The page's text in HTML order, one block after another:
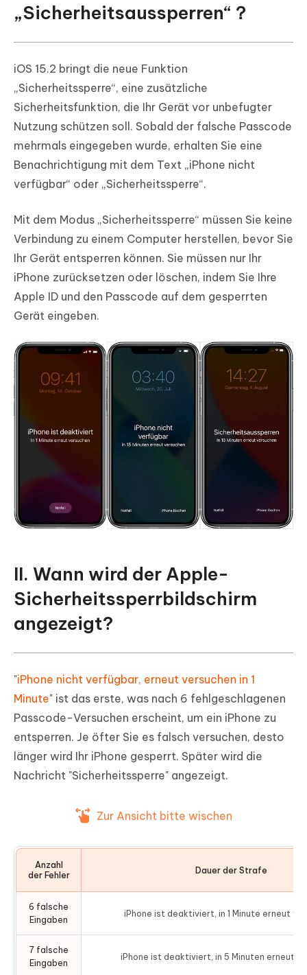
„Sicherheitsaussperren“？
iOS 15.2 bringt die neue Funktion
„Sicherheitssperre“, eine zusätzliche
Sicherheitsfunktion, die Ihr Gerät vor unbefugter
Nutzung schützen soll. Sobald der falsche Passcode
mehrmals eingegeben wurde, erhalten Sie eine
Benachrichtigung mit dem Text „iPhone nicht
verfügbar“ oder „Sicherheitssperre“.
Mit dem Modus „Sicherheitssperre“ müssen Sie keine
Verbindung zu einem Computer herstellen, bevor Sie
Ihr Gerät entsperren können. Sie müssen nur Ihr
iPhone zurücksetzen oder löschen, indem Sie Ihre
Apple ID und den Passcode auf dem gesperrten
Gerät eingeben.
II. Wann wird der Apple-
Sicherheitssperrbildschirm
angezeigt?
"iPhone nicht verfügbar, erneut versuchen in 1
Minute" ist das erste, was nach 6 fehlgeschlagenen
Passcode-Versuchen erscheint, um ein iPhone zu
entsperren. Je öfter Sie es falsch versuchen, desto
länger wird Ihr iPhone gesperrt. Später wird die
Nachricht "Sicherheitssperre" angezeigt.
Zur Ansicht bitte wischen
Anzahl
der Fehler
Dauer der Strafe
6 falsche
Eingaben
iPhone ist deaktiviert, in 1 Minute erneut
7 falsche
Eingaben
iPhone ist deaktiviert, in 5 Minuten erneut